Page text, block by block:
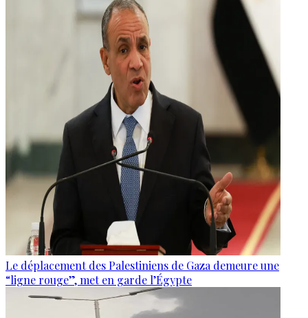
Le déplacement des Palestiniens de Gaza demeure une
“ligne rouge”, met en garde l’Égypte